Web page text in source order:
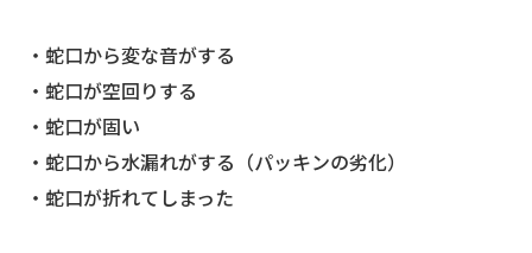
・蛇口から変な音がする
・蛇口が空回りする
・蛇口が固い
・蛇口から水漏れがする（パッキンの劣化）
・蛇口が折れてしまった